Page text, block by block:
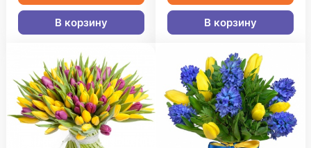
В корзину В корзину